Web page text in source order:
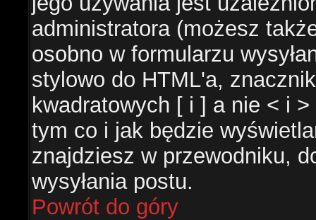
administratora (możesz
osobno w formularzu
stylowo do HTML'a,
kwadratowych [ i ] a nie < i
tym co i jak będzie
znajdziesz w przewodniku,
wysyłania postu.
Powrót do góry